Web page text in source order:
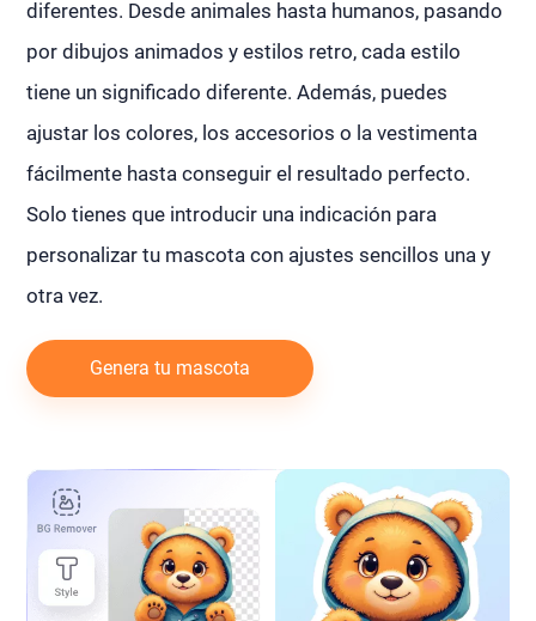
diferentes. Desde animales hasta humanos, pasando
por dibujos animados y estilos retro, cada estilo
tiene un significado diferente. Además, puedes
ajustar los colores, los accesorios o la vestimenta
fácilmente hasta conseguir el resultado perfecto.
Solo tienes que introducir una indicación para
personalizar tu mascota con ajustes sencillos una y
otra vez.
Genera tu mascota